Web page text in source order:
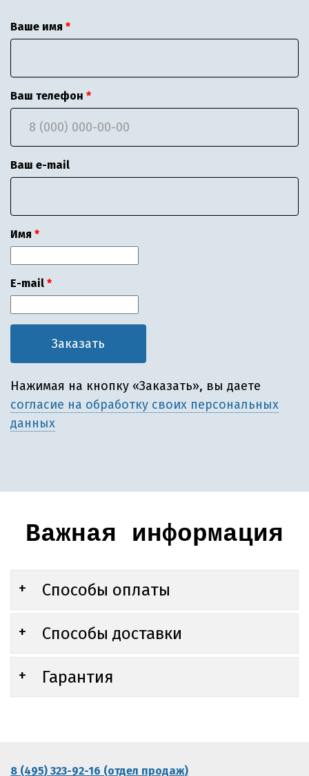
Ваше имя
Ваш телефон
Ваш e-mail
Имя
E-mail
Нажимая на кнопку «Заказать», вы даете
согласие на обработку своих персональных
данных
Важная информация
Способы оплаты
Способы доставки
Гарантия
8 (495) 323-92-16 (отдел продаж)